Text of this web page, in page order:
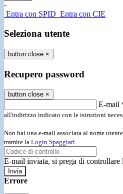
-
Entra con SPID Entra con CIE
Seleziona utente
button close ×
Recupero password
button close ×
E-mail
all'indirizzo indicato con le istruzioni
Non hai una e-mail associata al nome
tramite la Login Spaggiari
E-mail inviata, si prega di controllare
Errore